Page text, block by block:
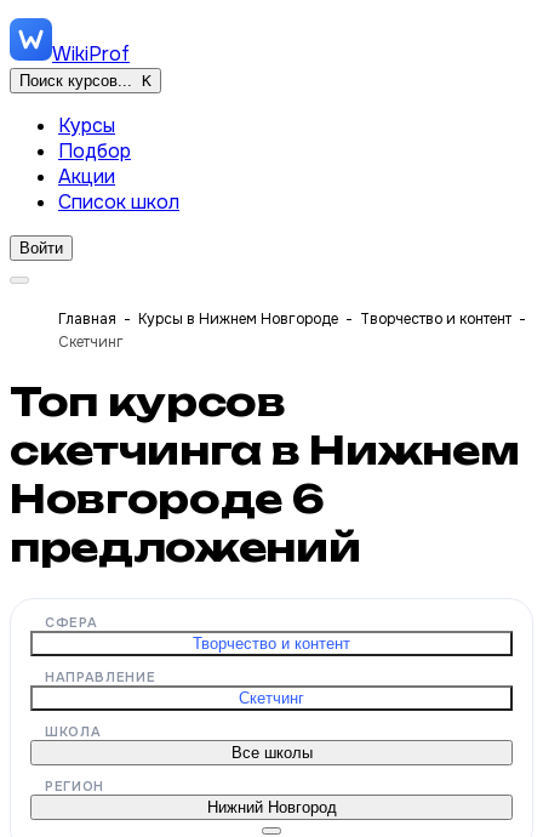
WikiProf
Поиск курсов... K
Курсы
Подбор
Акции
Список школ
Войти
Главная Курсы в Нижнем Новгороде
Творчество и контент
Скетчинг
Топ курсов
скетчинга в Нижнем
Новгороде 6
предложений
СФЕРА
Творчество и контент
НАПРАВЛЕНИЕ
Скетчинг
ШКОЛА
Все школы
РЕГИОН
Нижний Новгород